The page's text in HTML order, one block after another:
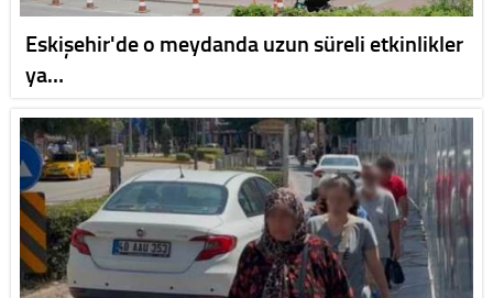
Eskişehir'de o meydanda uzun süreli etkinlikler
ya…